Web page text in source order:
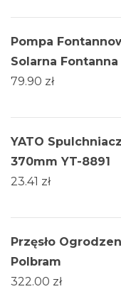
Pompa
Solarna Fontanna
79.90 zł
YATO
370mm YT-8891
23.41 zł
Przęsło
Polbram
322.00 zł